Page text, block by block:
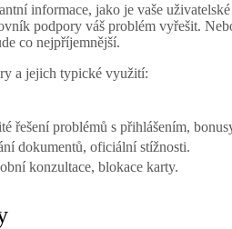
informace, jako je vaše
podpory váš problém vyřešit.
co nejpříjemnější.
a jejich typické využití:
řešení problémů s přihlášením,
dokumentů, oficiální stížnosti.
konzultace, blokace karty.